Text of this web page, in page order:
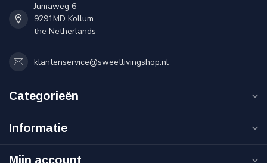
Jumaweg 6
9291MD Kollum
the Netherlands
klantenservice@sweetlivingshop.nl
Categorieën
Informatie
Mijn account